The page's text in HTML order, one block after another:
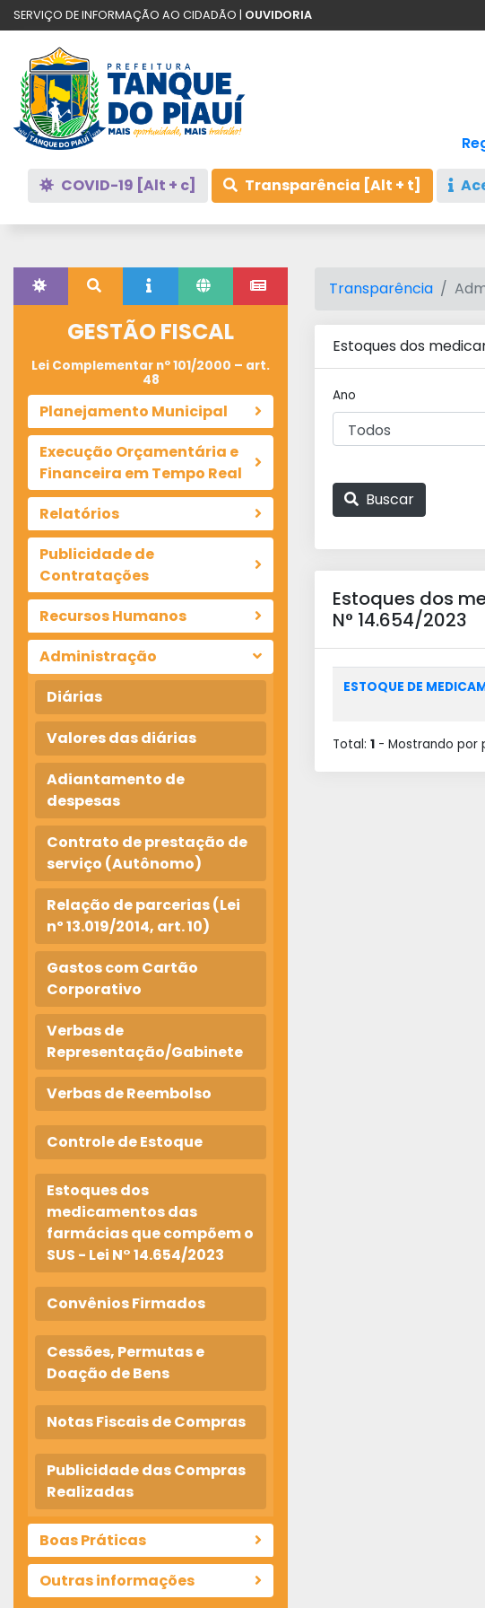
SERVIÇO DE INFORMAÇÃO AO CIDADÃO | OUVIDORIA
COVID-19 [Alt + c] Transparência [Alt + t]
GESTÃO FISCAL
Lei Complementar nº 101/2000 – art.
48
Planejamento Municipal
Execução Orçamentária e
Financeira em Tempo Real
Relatórios
Publicidade de
Contratações
Recursos Humanos
Administração
Diárias
Valores das diárias
Adiantamento de
despesas
Contrato de prestação de
serviço (Autônomo)
Relação de parcerias (Lei
nº 13.019/2014, art. 10)
Gastos com Cartão
Corporativo
Verbas de
Representação/Gabinete
Verbas de Reembolso
Controle de Estoque
Estoques dos
medicamentos das
farmácias que compõem o
SUS - Lei N° 14.654/2023
Convênios Firmados
Cessões, Permutas e
Doação de Bens
Notas Fiscais de Compras
Publicidade das Compras
Realizadas
Boas Práticas
Outras informações
Transparência
Estoques dos
Ano
Buscar
Estoques dos
N° 14.654/2023
ESTOQUE DE
Total: 1 - Mostrando por